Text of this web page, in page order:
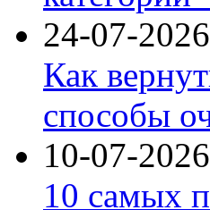
24-07-2026
Как
способы
10-07-2026
10 самых